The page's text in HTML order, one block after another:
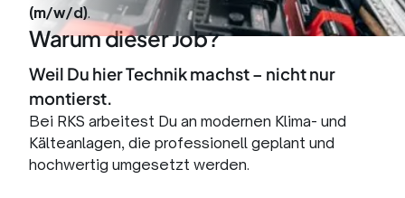
(m/w/d).
Warum dieser Job?
Weil Du hier Technik machst – nicht nur
montierst.
Bei RKS arbeitest Du an modernen Klima- und
Kälteanlagen, die professionell geplant und
hochwertig umgesetzt werden.